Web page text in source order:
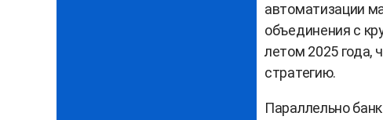
автоматизации
объединения с
летом 2025 года,
стратегию.
Параллельно